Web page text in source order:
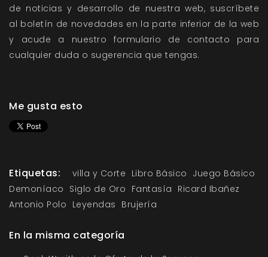
de noticias y desarrollo de nuestra web, suscríbete
al boletín de novedades en la parte inferior de la web
y acude a nuestro formulario de contacto para
cualquier duda o sugerencia que tengas.
Me gusta esto
Etiquetas: villa y Corte Libro Básico Juego Básico
Demoníaco Siglo de Oro Fantasía Ricard Ibañez
Antonio Polo Leyendas Brujería
En la misma categoría